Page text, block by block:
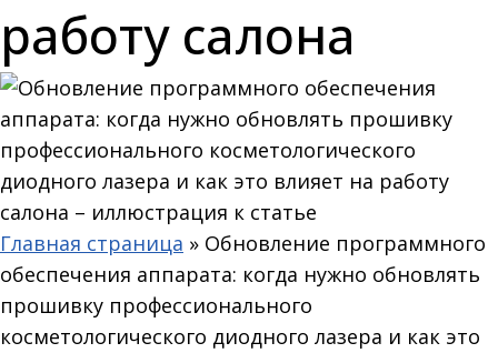
работу салона
Главная страница » Обновление программного
обеспечения аппарата: когда нужно обновлять
прошивку профессионального
косметологического диодного лазера и как это